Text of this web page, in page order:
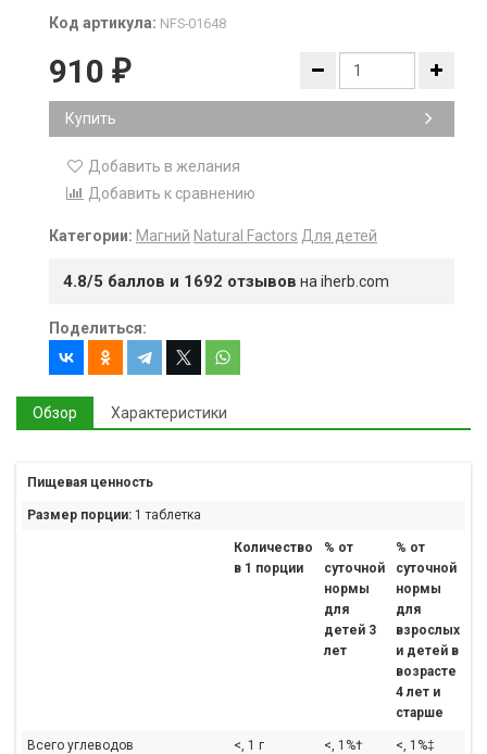
Код артикула: NFS-01648
910 ₽
Купить
Добавить в желания
Добавить к сравнению
Категории: Магний Natural Factors Для детей
4.8/5 баллов и 1692 отзывов на iherb.com
Поделиться:
Обзор Характеристики
Пищевая ценность
Размер порции: 1 таблетка
Количество
в 1 порции
% от
суточной
нормы
для
детей 3
лет
% от
суточной
нормы
для
взрослых
и детей в
возрасте
4 лет и
старше
Всего углеводов <, 1 г <, 1%† <, 1%‡